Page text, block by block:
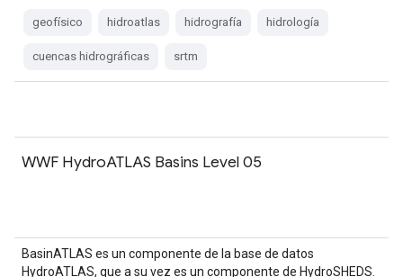
geofísico hidroatlas hidrografía hidrología
cuencas hidrográficas srtm
WWF HydroATLAS Basins Level 05
BasinATLAS es un componente de la base de datos
HydroATLAS, que a su vez es un componente de HydroSHEDS.